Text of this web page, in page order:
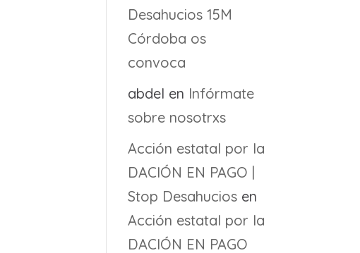
Desahucios 15M
Córdoba os
convoca
abdel en Infórmate
sobre nosotrxs
Acción estatal por la
DACIÓN EN PAGO |
Stop Desahucios en
Acción estatal por la
DACIÓN EN PAGO